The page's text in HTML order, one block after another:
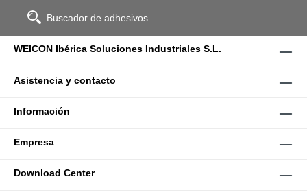
Buscador de adhesivos
WEICON Ibérica Soluciones Industriales S.L.
Asistencia y contacto
Información
Empresa
Download Center